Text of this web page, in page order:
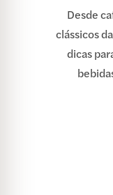
Desde
clássicos
dicas